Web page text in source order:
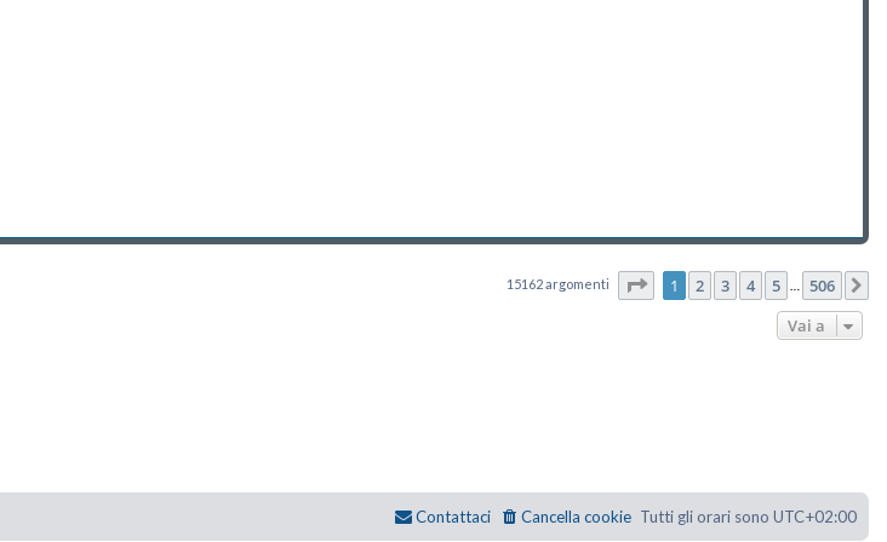
15162 argomenti Pagina di 506
1 2 3 4 5 506
Vai a
Tutti gli orari sono UTC+02:00
Cancella cookie
Contattaci